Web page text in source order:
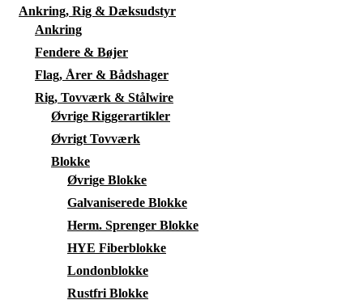
Ankring, Rig & Dæksudstyr
Ankring
Fendere & Bøjer
Flag, Årer & Bådshager
Rig, Tovværk & Stålwire
Øvrige Riggerartikler
Øvrigt Tovværk
Blokke
Øvrige Blokke
Galvaniserede Blokke
Herm. Sprenger Blokke
HYE Fiberblokke
Londonblokke
Rustfri Blokke